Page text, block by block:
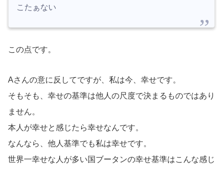
こたぁない
この点です。
Aさんの意に反してですが、私は今、幸せです。
そもそも、幸せの基準は他人の尺度で決まるものではあり
ません。
本人が幸せと感じたら幸せなんです。
なんなら、他人基準でも私は幸せです。
世界一幸せな人が多い国ブータンの幸せ基準はこんな感じ